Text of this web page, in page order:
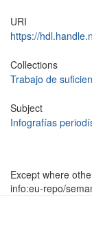
URI
https://
Collections
Trabajo de
Subject
Infografías
Except where
info:eu-repo/